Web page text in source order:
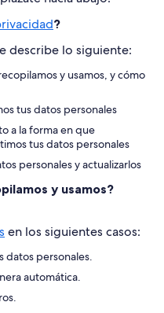
?
describe lo siguiente:
y usamos, y cómo
tus datos personales
a la forma en que
tus datos personales
personales y actualizarlos
y usamos?
en los siguientes casos:
datos personales.
automática.